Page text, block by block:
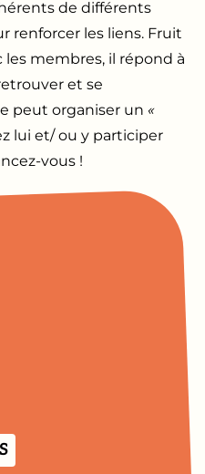
de différents
renforcer les liens. Fruit
les membres, il répond à
et se
peut organiser un «
lui et/ ou y participer
vous !